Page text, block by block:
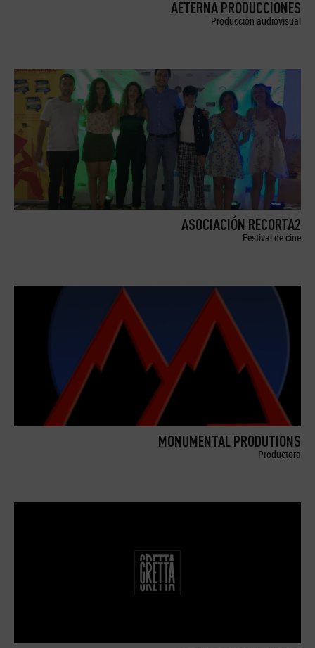
AETERNA PRODUCCIONES
Producción audiovisual
ASOCIACIÓN RECORTA2
Festival de cine
MONUMENTAL PRODUTIONS
Productora